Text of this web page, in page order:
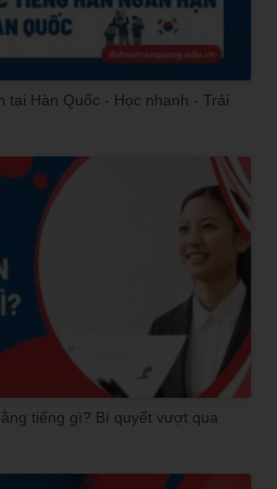
tại Hàn Quốc - Học nhanh - Trải
tiếng gì? Bí quyết vượt qua